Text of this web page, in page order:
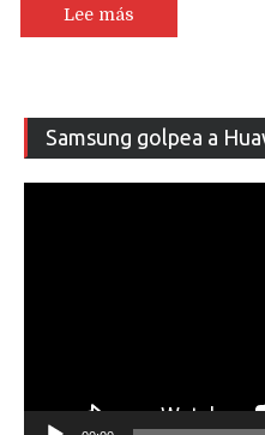
Lee más
Samsung golpea a